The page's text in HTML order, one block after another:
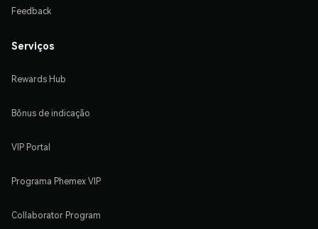
Feedback
Serviços
Rewards Hub
Bônus de indicação
VIP Portal
Programa Phemex VIP
Collaborator Program